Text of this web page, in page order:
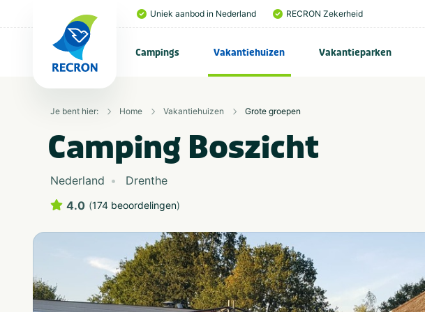
Uniek aanbod in Nederland RECRON Zekerheid
Campings Vakantiehuizen Vakantieparken
Je bent hier: Home Vakantiehuizen Grote groepen
Camping Boszicht
Nederland
Drenthe
4.0 (174 beoordelingen)